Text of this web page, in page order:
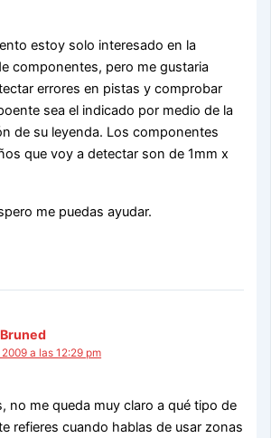
estoy solo interesado en la
componentes, pero me gustaria
errores en pistas y comprobar
sea el indicado por medio de la
de su leyenda. Los componentes
que voy a detectar son de 1mm x
me puedas ayudar.
2009 a las 12:29 pm
no me queda muy claro a qué tipo de
refieres cuando hablas de usar zonas